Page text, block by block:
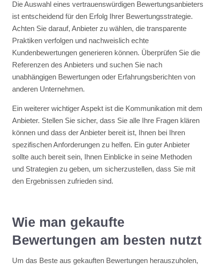
Die Auswahl eines vertrauenswürdigen Bewertungsanbieters
ist entscheidend für den Erfolg Ihrer Bewertungsstrategie.
Achten Sie darauf, Anbieter zu wählen, die transparente
Praktiken verfolgen und nachweislich echte
Kundenbewertungen generieren können. Überprüfen Sie die
Referenzen des Anbieters und suchen Sie nach
unabhängigen Bewertungen oder Erfahrungsberichten von
anderen Unternehmen.
Ein weiterer wichtiger Aspekt ist die Kommunikation mit dem
Anbieter. Stellen Sie sicher, dass Sie alle Ihre Fragen klären
können und dass der Anbieter bereit ist, Ihnen bei Ihren
spezifischen Anforderungen zu helfen. Ein guter Anbieter
sollte auch bereit sein, Ihnen Einblicke in seine Methoden
und Strategien zu geben, um sicherzustellen, dass Sie mit
den Ergebnissen zufrieden sind.
Wie man gekaufte
Bewertungen am besten nutzt
Um das Beste aus gekauften Bewertungen herauszuholen,